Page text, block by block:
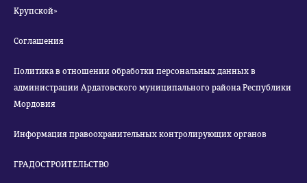
Крупской»
Соглашения
Политика в отношении обработки персональных данных в
администрации Ардатовского муниципального района Республики
Мордовия
Информация правоохранительных контролирующих органов
ГРАДОСТРОИТЕЛЬСТВО